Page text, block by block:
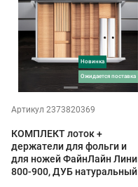
Новинка
ожидается поставка
Артикул 2373820369
КОМПЛЕКТ лоток +
держатели для фольги и
для ножей ФайнЛайн
800-900, ДУБ натуральный